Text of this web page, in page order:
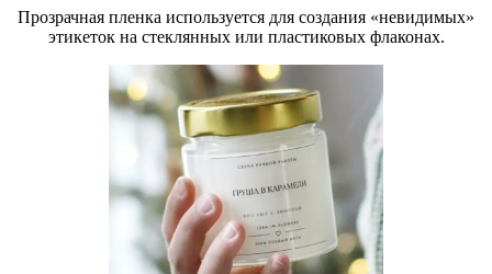
Прозрачная пленка используется для создания «невидимых»
этикеток на стеклянных или пластиковых флаконах.